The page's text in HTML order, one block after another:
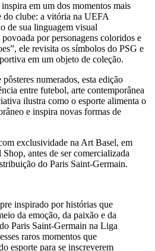
em um dos momentos mais
do clube: a vitória na UEFA
de sua linguagem visual
por personagens coloridos e
ele revisita os símbolos do PSG e
em um objeto de coleção.
numerados, esta edição
entre futebol, arte contemporânea
ilustra como o esporte alimenta o
e inspira novas formas de
exclusividade na Art Basel, em
antes de ser comercializada
do Paris Saint-Germain.
inspirado por histórias que
da emoção, da paixão e da
Paris Saint-Germain na Liga
raros momentos que
esporte para se inscreverem